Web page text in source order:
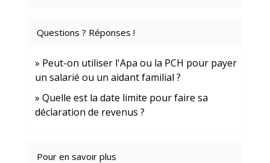
Questions ? Réponses !
Peut-on utiliser l'Apa ou la PCH pour payer
un salarié ou un aidant familial ?
Quelle est la date limite pour faire sa
déclaration de revenus ?
Pour en savoir plus